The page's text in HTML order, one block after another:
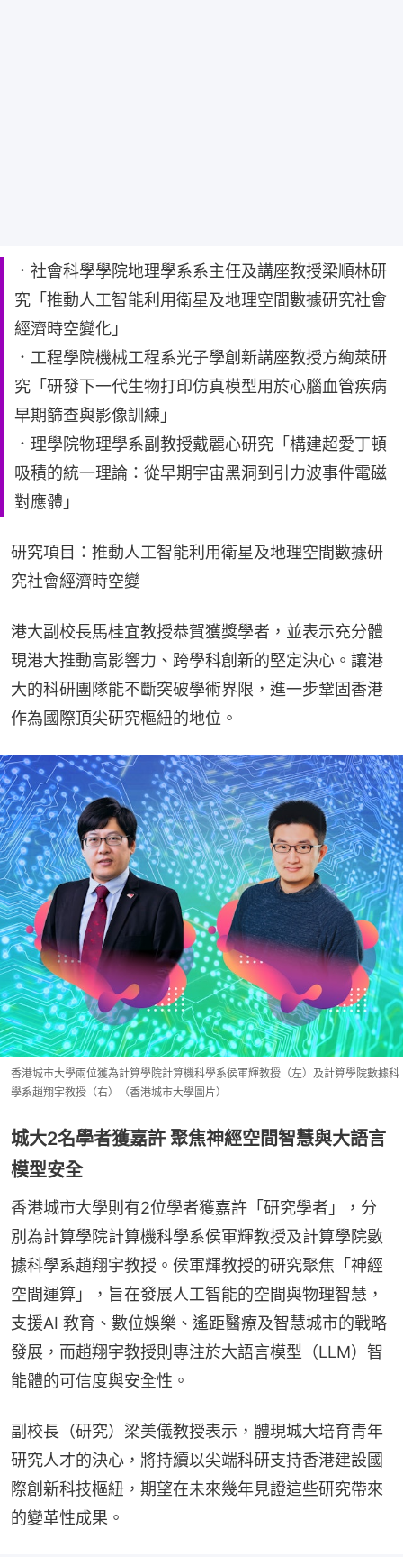
．社會科學學院地理學系系主任及講座教授梁順林研
究「推動人工智能利用衛星及地理空間數據研究社會
經濟時空變化」
．工程學院機械工程系光子學創新講座教授方絢萊研
究「研發下一代生物打印仿真模型用於心腦血管疾病
早期篩查與影像訓練」
．理學院物理學系副教授戴麗心研究「構建超愛丁頓
吸積的統一理論：從早期宇宙黑洞到引力波事件電磁
對應體」
研究項目：推動人工智能利用衛星及地理空間數據研
究社會經濟時空變
港大副校長馬桂宜教授恭賀獲獎學者，並表示充分體
現港大推動高影響力、跨學科創新的堅定決心。讓港
大的科研團隊能不斷突破學術界限，進一步鞏固香港
作為國際頂尖研究樞紐的地位。
香港城市大學兩位獲為計算學院計算機科學系侯軍輝教授（左）及計算學院數據科
學系趙翔宇教授（右）（香港城市大學圖片）
城大2名學者獲嘉許 聚焦神經空間智慧與大語言
模型安全
香港城市大學則有2位學者獲嘉許「研究學者」，分
別為計算學院計算機科學系侯軍輝教授及計算學院數
據科學系趙翔宇教授。侯軍輝教授的研究聚焦「神經
空間運算」，旨在發展人工智能的空間與物理智慧，
支援AI 教育、數位娛樂、遙距醫療及智慧城市的戰略
發展，而趙翔宇教授則專注於大語言模型（LLM）智
能體的可信度與安全性。
副校長（研究）梁美儀教授表示，體現城大培育青年
研究人才的決心，將持續以尖端科研支持香港建設國
際創新科技樞紐，期望在未來幾年見證這些研究帶來
的變革性成果。